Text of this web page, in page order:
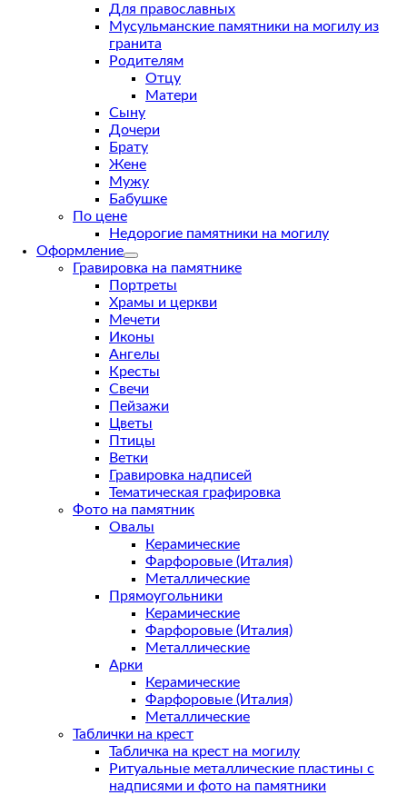
Для православных
Мусульманские памятники на могилу из
гранита
Родителям
Отцу
Матери
Сыну
Дочери
Брату
Жене
Мужу
Бабушке
По цене
Недорогие памятники на могилу
Оформление
Гравировка на памятнике
Портреты
Храмы и церкви
Мечети
Иконы
Ангелы
Кресты
Свечи
Пейзажи
Цветы
Птицы
Ветки
Гравировка надписей
Тематическая графировка
Фото на памятник
Овалы
Керамические
Фарфоровые (Италия)
Металлические
Прямоугольники
Керамические
Фарфоровые (Италия)
Металлические
Арки
Керамические
Фарфоровые (Италия)
Металлические
Таблички на крест
Табличка на крест на могилу
Ритуальные металлические пластины с
надписями и фото на памятники